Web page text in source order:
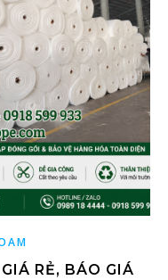
RẺ, BÁO GIÁ